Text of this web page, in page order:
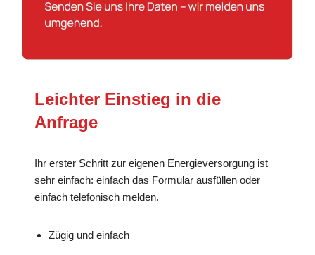
Leichter Einstieg in die
Anfrage
Ihr erster Schritt zur eigenen Energieversorgung ist
sehr einfach: einfach das Formular ausfüllen oder
einfach telefonisch melden.
Zügig und einfach